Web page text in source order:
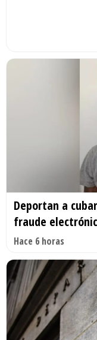
Deportan a
fraude
Hace 6 horas